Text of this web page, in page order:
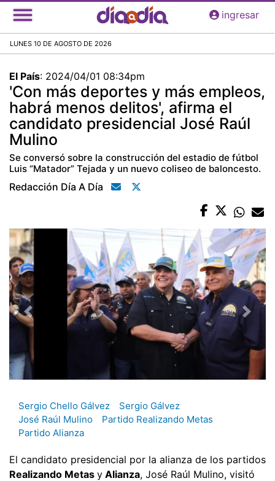
Pasar
al
principal
ingresar
LUNES 10 DE AGOSTO DE 2026
El País: 2024/04/01 08:34pm
'Con más deportes y más empleos,
habrá menos delitos', afirma el
candidato presidencial José Raúl
Mulino
Se conversó sobre la construcción del estadio de fútbol
Luis “Matador” Tejada y un nuevo coliseo de baloncesto.
Redacción Día A Día
Sergio Chello Gálvez
Sergio Gálvez
José Raúl Mulino
Partido Realizando Metas
Partido Alianza
El candidato presidencial por la alianza de los partidos
Realizando Metas y Alianza, José Raúl Mulino, visitó